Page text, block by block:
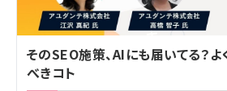
そのSEO施策、AIにも届いてる？
べきコト